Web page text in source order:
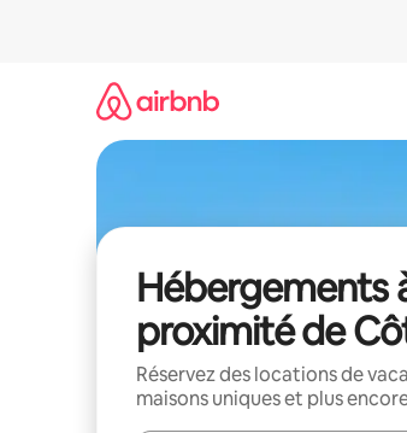
Hébergements
proximité de
Réservez des locations de
maisons uniques et plus